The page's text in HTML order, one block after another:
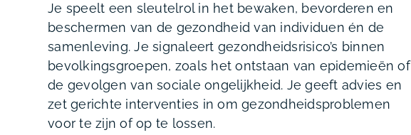
Je speelt een sleutelrol in het bewaken, bevorderen en
beschermen van de gezondheid van individuen én de
samenleving. Je signaleert gezondheidsrisico’s binnen
bevolkingsgroepen, zoals het ontstaan van epidemieën of
de gevolgen van sociale ongelijkheid. Je geeft advies en
zet gerichte interventies in om gezondheidsproblemen
voor te zijn of op te lossen.